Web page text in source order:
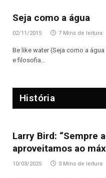
Seja como a água
02/11/2015 7 Mins de leitura
Be like water (Seja como a
e filosofia…
História
Larry Bird: “Sempre
aproveitamos ao
10/03/2025 3 Mins de leitura